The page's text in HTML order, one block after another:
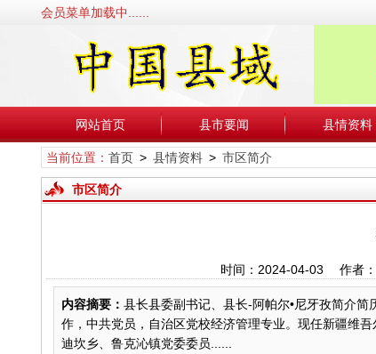
会员菜单加载中......
网站首页 县市要闻 县情资料
当前位置： 首页> 县情资料> 市区简介
市区简介
时间：2024-04-03 作者
内容摘要： 县长县委副书记、县长-阿帕尔•尼牙孜简介
作，中共党员，自治区党校经济管理专业。现任新疆维
迪坎乡、鲁克沁镇党委委员......